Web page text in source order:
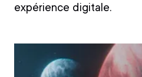
expérience digitale.